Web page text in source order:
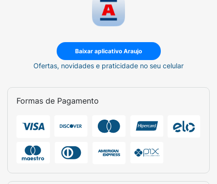
Baixar aplicativo Araujo
Ofertas, novidades e praticidade no seu celular
Formas de Pagamento